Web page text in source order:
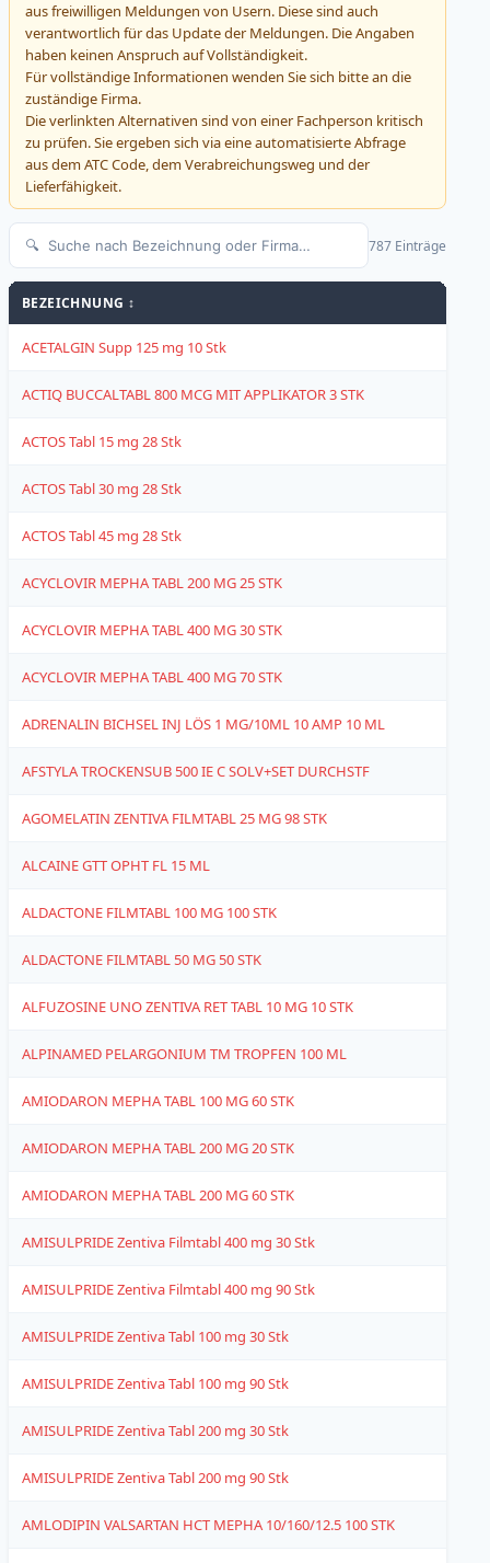
aus freiwilligen Meldungen von Usern. Diese sind auch
verantwortlich für das Update der Meldungen. Die Angaben
haben keinen Anspruch auf Vollständigkeit.
Für vollständige Informationen wenden Sie sich bitte an die
zuständige Firma.
Die verlinkten Alternativen sind von einer Fachperson kritisch
zu prüfen. Sie ergeben sich via eine automatisierte Abfrage
aus dem ATC Code, dem Verabreichungsweg und der
Lieferfähigkeit.
787 Einträge
BEZEICHNUNG ↕
ACETALGIN Supp 125 mg 10 Stk
ACTIQ BUCCALTABL 800 MCG MIT APPLIKATOR 3 STK
ACTOS Tabl 15 mg 28 Stk
ACTOS Tabl 30 mg 28 Stk
ACTOS Tabl 45 mg 28 Stk
ACYCLOVIR MEPHA TABL 200 MG 25 STK
ACYCLOVIR MEPHA TABL 400 MG 30 STK
ACYCLOVIR MEPHA TABL 400 MG 70 STK
ADRENALIN BICHSEL INJ LÖS 1 MG/10ML 10 AMP 10 ML
AFSTYLA TROCKENSUB 500 IE C SOLV+SET DURCHSTF
AGOMELATIN ZENTIVA FILMTABL 25 MG 98 STK
ALCAINE GTT OPHT FL 15 ML
ALDACTONE FILMTABL 100 MG 100 STK
ALDACTONE FILMTABL 50 MG 50 STK
ALFUZOSINE UNO ZENTIVA RET TABL 10 MG 10 STK
ALPINAMED PELARGONIUM TM TROPFEN 100 ML
AMIODARON MEPHA TABL 100 MG 60 STK
AMIODARON MEPHA TABL 200 MG 20 STK
AMIODARON MEPHA TABL 200 MG 60 STK
AMISULPRIDE Zentiva Filmtabl 400 mg 30 Stk
AMISULPRIDE Zentiva Filmtabl 400 mg 90 Stk
AMISULPRIDE Zentiva Tabl 100 mg 30 Stk
AMISULPRIDE Zentiva Tabl 100 mg 90 Stk
AMISULPRIDE Zentiva Tabl 200 mg 30 Stk
AMISULPRIDE Zentiva Tabl 200 mg 90 Stk
AMLODIPIN VALSARTAN HCT MEPHA 10/160/12.5 100 STK